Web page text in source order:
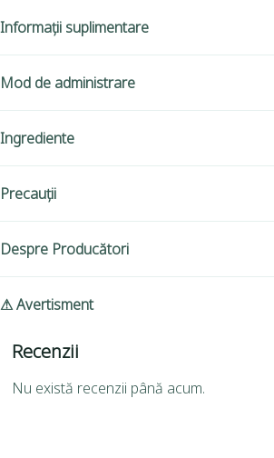
Informații suplimentare
Mod de administrare
Ingrediente
Precauții
Despre Producători
⚠ Avertisment
Recenzii
Nu există recenzii până acum.